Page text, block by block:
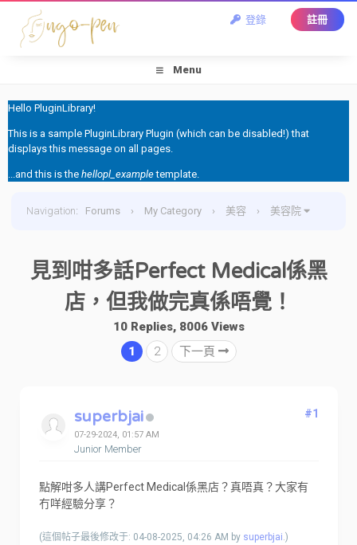
登錄 註冊
Menu
Hello PluginLibrary!
This is a sample PluginLibrary Plugin (which can be disabled!) that
displays this message on all pages.
...and this is the hellopl_exampletemplate.
Navigation: Forums › My Category › 美容 › 美容院
見到咁多話Perfect Medical係黑
店，但我做完真係唔覺！
10 Replies, 8006 Views
1
2 下一頁
superbjai
07-29-2024, 01:57 AM
Junior Member
#1
點解咁多人講Perfect Medical係黑店？真唔真？大家有
冇咩經驗分享？
(這個帖子最後修改于: 04-08-2025, 04:26 AM by superbjai.)